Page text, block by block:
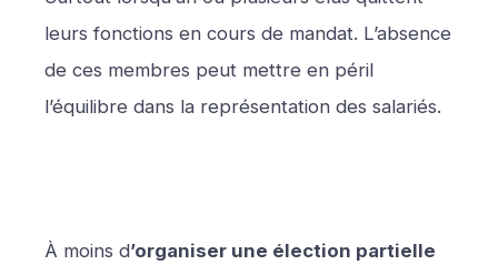
leurs fonctions en cours de mandat. L’absence
de ces membres peut mettre en péril
l’équilibre dans la représentation des salariés.
À moins d’organiser une élection partielle